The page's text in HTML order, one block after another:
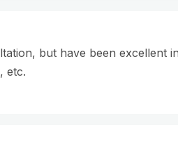
but have been excellent
etc.